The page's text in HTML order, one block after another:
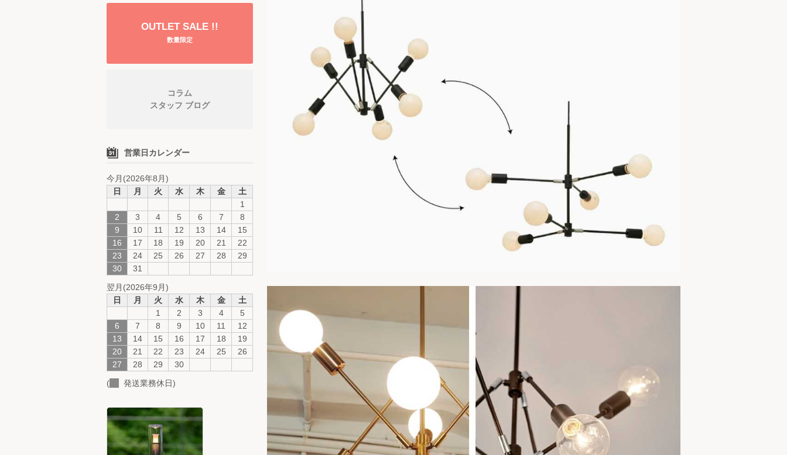
OUTLET SALE !!
数量限定
コラム
スタッフ ブログ
営業日カレンダー
今月(2026年8月)
日
月 火 水 木 金
土
1
2
3 4 5 6 7
8
9
10 11 12 13 14
15
16
17 18 19 20 21
22
23
24 25 26 27 28
29
30
31
翌月(2026年9月)
日
月 火 水 木 金
土
1
2 3 4
5
6
7 8 9 10 11
12
13
14 15 16 17 18
19
20
21 22 23 24 25
26
27
28 29
30
(
発送業務休日)